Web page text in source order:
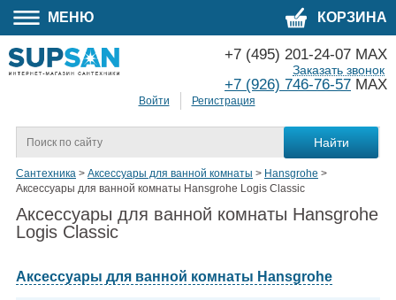
МЕНЮ КОРЗИНА
Войти Регистрация
+7 (495) 201-24-07 MAX
+7 (926) 746-76-57 MAX
Заказать звонок
Сантехника > Аксессуары для ванной комнаты > Hansgrohe >
Аксессуары для ванной комнаты Hansgrohe Logis Classic
Аксессуары для ванной комнаты Hansgrohe
Logis Classic
Аксессуары для ванной комнаты Hansgrohe